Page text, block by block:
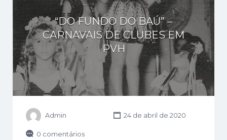
“DO FUNDO DO BAÚ” –
CARNAVAIS DE CLUBES EM
PVH
Admin 24 de abril de 2020
0 comentários